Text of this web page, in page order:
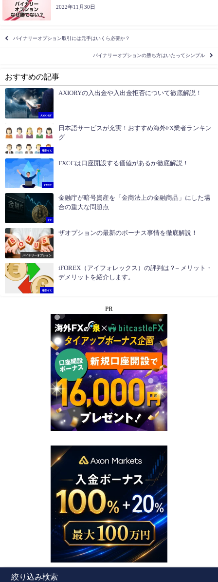
2022年11月30日
バイナリーオプション取引には元手はいくら必要か？
バイナリーオプションの勝ち方はいたってシンプル
おすすめの記事
AXIORY
AXIORYの入出金や入出金拒否について徹底解説！
海外FX
日本語サービスが充実！おすすめ海外FX業者ランキン
グ
FXCC
FXCCは口座開設する価値があるか徹底解説！
FX
金融庁が暗号資産を「金商法上の金融商品」にした場
合の重大な問題点
バイナリーオプション
ザオプションの最新のボーナス事情を徹底解説！
海外FX
iFOREX（アイフォレックス）の評判は？– メリット・
デメリットを紹介します。
PR
絞り込み検索